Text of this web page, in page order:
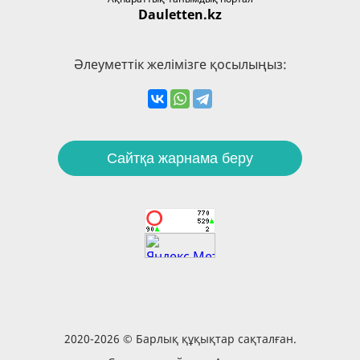
Dauletten.kz
Әлеуметтік желімізге қосылыңыз:
Сайтқа жарнама беру
2020-2026 © Барлық құқықтар сақталған.